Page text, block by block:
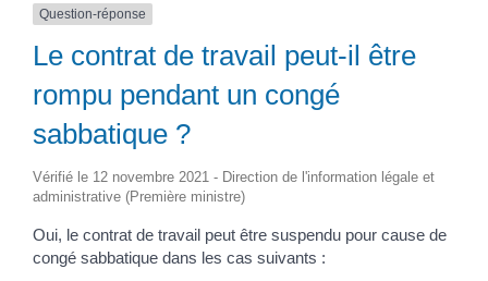
Question-réponse
Le contrat de travail peut-il être
rompu pendant un congé
sabbatique ?
Vérifié le 12 novembre 2021 - Direction de l'information légale et
administrative (Première ministre)
Oui, le contrat de travail peut être suspendu pour cause de
congé sabbatique dans les cas suivants :